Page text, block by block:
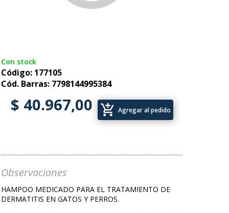
Con stock
Código: 177105
Cód. Barras: 7798144995384
$ 40.967,00 add_shopping_cart Agregar al pedido
Observaciones
HAMPOO MEDICADO PARA EL TRATAMIENTO DE
DERMATITIS EN GATOS Y PERROS.